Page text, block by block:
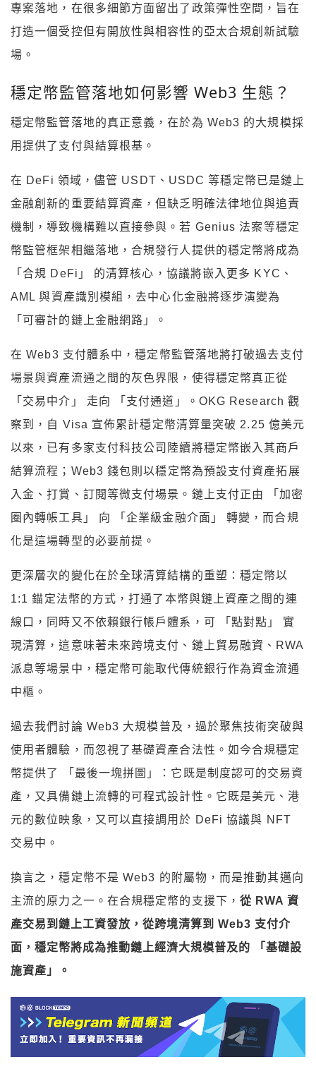
專案落地，在很多細節方面留出了政策彈性空間，旨在
打造一個受控但有開放性與相容性的亞太合規創新試驗
場。
穩定幣監管落地如何影響 Web3 生態？
穩定幣監管落地的真正意義，在於為 Web3 的大規模採
用提供了支付與結算根基。
在 DeFi 領域，儘管 USDT、USDC 等穩定幣已是鏈上
金融創新的重要結算資產，但缺乏明確法律地位與追責
機制，導致機構難以直接參與。若 Genius 法案等穩定
幣監管框架相繼落地，合規發行人提供的穩定幣將成為
「合規 DeFi」 的清算核心，協議將嵌入更多 KYC、
AML 與資產識別模組，去中心化金融將逐步演變為
「可審計的鏈上金融網路」。
在 Web3 支付體系中，穩定幣監管落地將打破過去支付
場景與資產流通之間的灰色界限，使得穩定幣真正從
「交易中介」 走向 「支付通道」。OKG Research 觀
察到，自 Visa 宣佈累計穩定幣清算量突破 2.25 億美元
以來，已有多家支付科技公司陸續將穩定幣嵌入其商戶
結算流程；Web3 錢包則以穩定幣為預設支付資產拓展
入金、打賞、訂閱等微支付場景。鏈上支付正由 「加密
圈內轉帳工具」 向 「企業級金融介面」 轉變，而合規
化是這場轉型的必要前提。
更深層次的變化在於全球清算結構的重塑：穩定幣以
1:1 錨定法幣的方式，打通了本幣與鏈上資產之間的連
線口，同時又不依賴銀行帳戶體系，可 「點對點」 實
現清算，這意味著未來跨境支付、鏈上貿易融資、RWA
派息等場景中，穩定幣可能取代傳統銀行作為資金流通
中樞。
過去我們討論 Web3 大規模普及，過於聚焦技術突破與
使用者體驗，而忽視了基礎資產合法性。如今合規穩定
幣提供了 「最後一塊拼圖」：它既是制度認可的交易資
產，又具備鏈上流轉的可程式設計性。它既是美元、港
元的數位映象，又可以直接調用於 DeFi 協議與 NFT
交易中。
換言之，穩定幣不是 Web3 的附屬物，而是推動其邁向
主流的原力之一。在合規穩定幣的支援下， 從 RWA 資
產交易到鏈上工資發放，從跨境清算到 Web3 支付介
面，穩定幣將成為推動鏈上經濟大規模普及的 「基礎設
施資產」。